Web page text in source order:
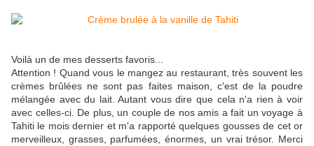
Voilà un de mes desserts favoris...
Attention ! Quand vous le mangez au restaurant, très souvent les
crèmes brûlées ne sont pas faites maison, c'est de la poudre
mélangée avec du lait. Autant vous dire que cela n'a rien à voir
avec celles-ci. De plus, un couple de nos amis a fait un voyage à
Tahiti le mois dernier et m'a rapporté quelques gousses de cet or
merveilleux, grasses, parfumées, énormes, un vrai trésor. Merci